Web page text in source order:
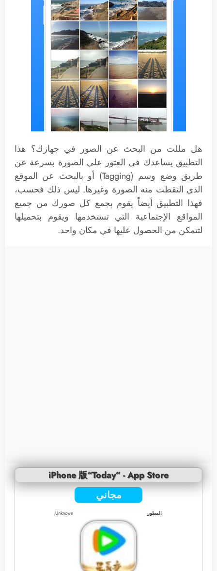
هل مللت من البحث عن الصور في جهازك؟ هذا
التطبيق يساعدك في العثور على الصورة بسرعة عن
طريق وضع وسم (Tagging) أو بالبحث عن الموقع
الذي التقطت منه الصورة وغيرها. ليس ذلك فحسب،
فهذا التطبيق أيضاً يقوم بجمع كل صورك من جميع
المواقع الإجتماعية التي تستخدمها ويقوم بتحميلها
لتتمكن من الحصول عليها في مكان واحد.
iPhone 版“Today” - App Store
مجاني
المطور Unknown